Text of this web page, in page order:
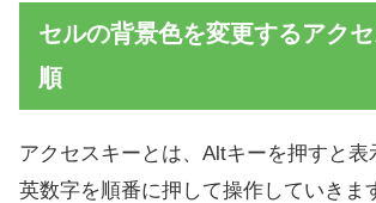
セルの背景色を変更するアク
順
アクセスキーとは、Altキーを押すと
英数字を順番に押して操作していきま